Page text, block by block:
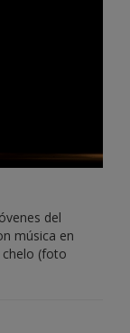
del
música en
(foto